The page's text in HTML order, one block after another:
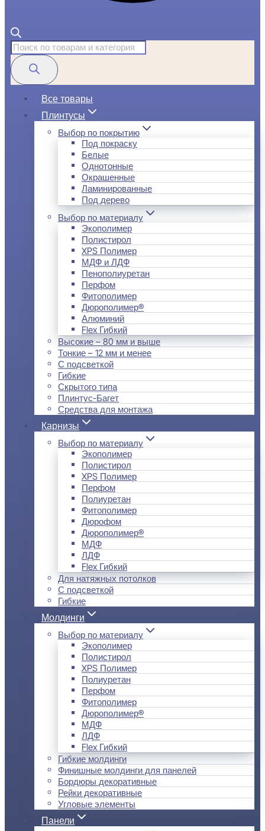
Поиск
товаров
Все товары
Плинтусы
Выбор по покрытию
Под покраску
Белые
Однотонные
Окрашенные
Ламинированные
Под дерево
Выбор по материалу
Экополимер
Полистирол
XPS Полимер
МДФ и ЛДФ
Пенополиуретан
Перфом
Фитополимер
Дюрополимер®
Алюминий
Flex Гибкий
Высокие – 80 мм и выше
Тонкие – 12 мм и менее
С подсветкой
Гибкие
Скрытого типа
Плинтус-Багет
Средства для монтажа
Карнизы
Выбор по материалу
Экополимер
Полистирол
XPS Полимер
Перфом
Полиуретан
Фитополимер
Дюрофом
Дюрополимер®
МДФ
ЛДФ
Flex Гибкий
Для натяжных потолков
С подсветкой
Гибкие
Молдинги
Выбор по материалу
Экополимер
Полистирол
XPS Полимер
Полиуретан
Перфом
Фитополимер
Дюрополимер®
МДФ
ЛДФ
Flex Гибкий
Гибкие молдинги
Финишные молдинги для панелей
Бордюры декоративные
Рейки декоративные
Угловые элементы
Панели